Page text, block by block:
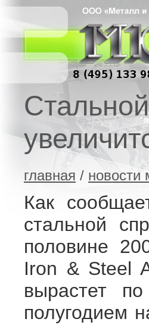
главная / новости
Как
стальной
половине
Iron & Steel
вырастет
полугодием